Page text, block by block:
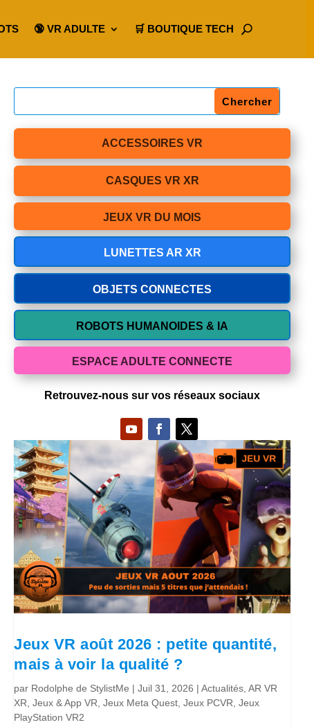
🔞 VR ADULTE 🛒 BOUTIQUE TECH
ACCESSOIRES VR
CASQUES VR XR
JEUX VR DU MOIS
LUNETTES AR XR
OBJETS CONNECTES
ROBOTS HUMANOIDES & IA
ESPACE ADULTE CONNECTE
Retrouvez-nous sur vos réseaux sociaux
Jeux VR août 2026 : petite quantité,
mais à voir la qualité ?
par Rodolphe de StylistMe |Juil 31, 2026 |Actualités ,AR VR
XR ,Jeux & App VR ,Jeux Meta Quest ,Jeux PCVR ,Jeux
PlayStation VR2